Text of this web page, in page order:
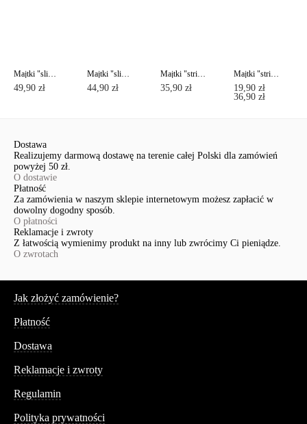
Majtki "slipy" DAY BY DAY RP0001
49,90 zł
Majtki "slipy" DAY BY DAY RP0002
44,90 zł
Majtki "stringi" DAY BY DAY RP0003
35,90 zł
Majtki "stringi" VOYAGE RP5016
19,90 zł
36,90 zł
Dostawa
Realizujemy darmową dostawę na terenie całej Polski dla zamówień
powyżej 50 zł.
O dostawie
Płatność
Za zamówienia w naszym sklepie internetowym możesz zapłacić w
dowolny dogodny sposób.
O płatności
Reklamacje i zwroty
Z łatwością wymienimy produkt na inny lub zwrócimy Ci pieniądze.
O zwrotach
Jak złożyć zamówienie?
Płatność
Dostawa
Reklamacje i zwroty
Regulamin
Polityka prywatności